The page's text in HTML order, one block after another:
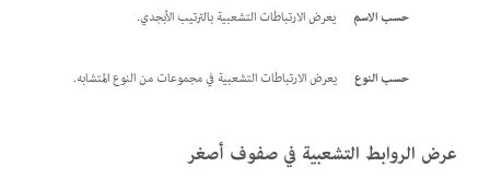
حسب الاسم يعرض الارتباطات التشعبية بالترتيب الأبجدي.
حسب النوع يعرض الارتباطات التشعبية في مجموعات من النوع المتشابه.
عرض الروابط التشعبية في صفوف أصغر